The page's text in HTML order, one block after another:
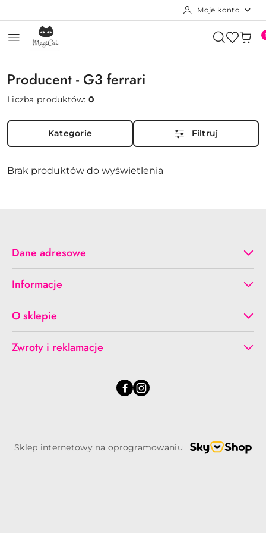
Moje konto
Producent - G3 ferrari
Liczba produktów:0
Kategorie Filtruj
Brak produktów do wyświetlenia
Dane adresowe
Informacje
O sklepie
Zwroty i reklamacje
Sklep internetowy na oprogramowaniu